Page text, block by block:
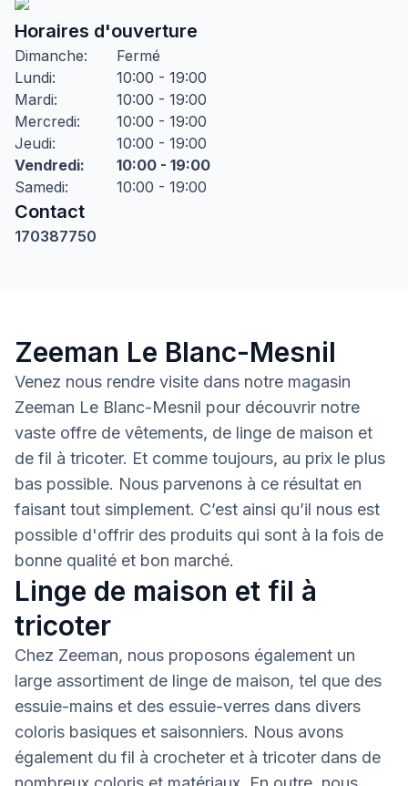
Horaires d'ouverture
Dimanche:
Fermé
Lundi:
10:00 - 19:00
Mardi:
10:00 - 19:00
Mercredi:
10:00 - 19:00
Jeudi:
10:00 - 19:00
Vendredi:
10:00 - 19:00
Samedi: 10:00 - 19:00
Contact
170387750
Zeeman Le Blanc-Mesnil
Venez nous rendre visite dans notre magasin
Zeeman Le Blanc-Mesnil pour découvrir notre
vaste offre de vêtements, de linge de maison et
de fil à tricoter. Et comme toujours, au prix le plus
bas possible. Nous parvenons à ce résultat en
faisant tout simplement. C’est ainsi qu’il nous est
possible d'offrir des produits qui sont à la fois de
bonne qualité et bon marché.
Linge de maison et fil à
tricoter
Chez Zeeman, nous proposons également un
large assortiment de linge de maison, tel que des
essuie-mains et des essuie-verres dans divers
coloris basiques et saisonniers. Nous avons
également du fil à crocheter et à tricoter dans de